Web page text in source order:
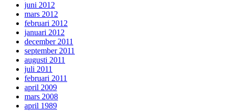
juni 2012
mars 2012
februari 2012
januari 2012
december 2011
september 2011
augusti 2011
juli 2011
februari 2011
april 2009
mars 2008
april 1989